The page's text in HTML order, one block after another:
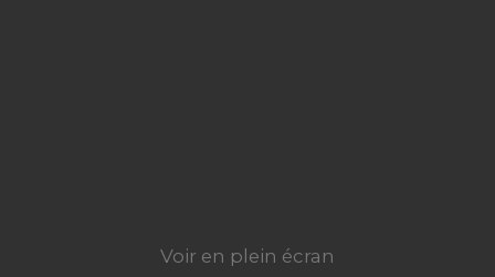
Voir en plein écran